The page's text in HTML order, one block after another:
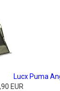
Lucx Puma
EUR